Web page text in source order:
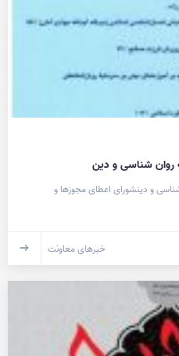
روان شناسی و دین
و دینشورای اعطای مجوزها و
خبرهای معاونت